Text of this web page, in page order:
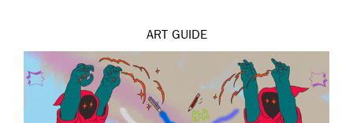
ART GUIDE